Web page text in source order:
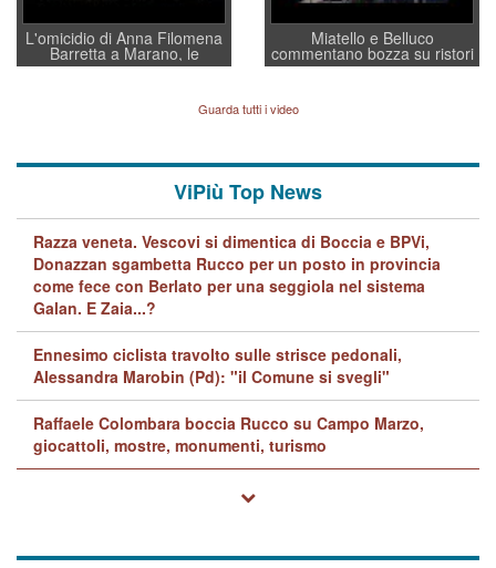
L'omicidio di Anna Filomena
Barretta a Marano, le
indagini dei carabinieri di
quelle di... Barbara D'Urso
Miatello e Belluco
commentano bozza su ristori
BPVi e Veneto Banca
Guarda tutti i video
ViPiù Top News
Razza veneta. Vescovi si dimentica di Boccia e BPVi,
Donazzan sgambetta Rucco per un posto in provincia
come fece con Berlato per una seggiola nel sistema
Galan. E Zaia...?
Ennesimo ciclista travolto sulle strisce pedonali,
Alessandra Marobin (Pd): "il Comune si svegli"
Raffaele Colombara boccia Rucco su Campo Marzo,
giocattoli, mostre, monumenti, turismo